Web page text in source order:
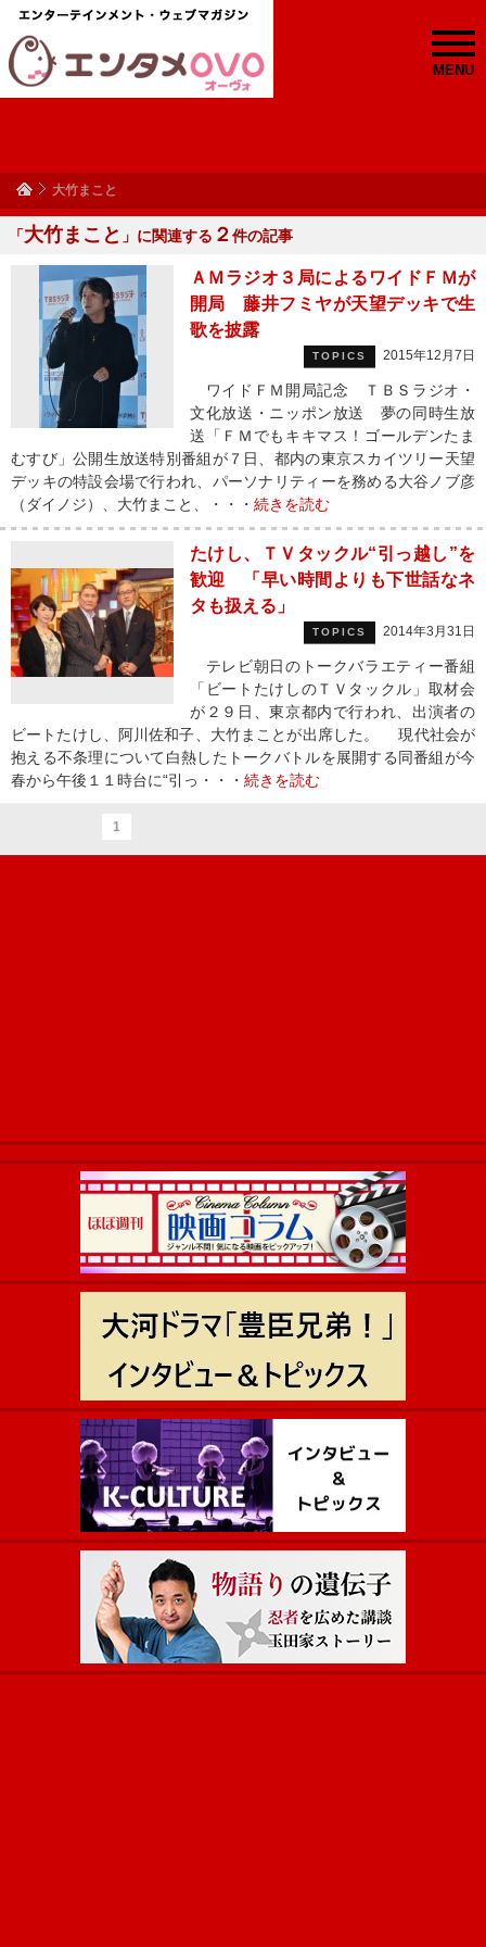
MENU
大竹まこと
「大竹まこと 」に関連する ２件の記事
ＡＭラジオ３局によるワイドＦＭが
開局 藤井フミヤが天望デッキで生
歌を披露
TOPICS 2015年12月7日
ワイドＦＭ開局記念 ＴＢＳラジオ・
文化放送・ニッポン放送 夢の同時生放
送「ＦＭでもキキマス！ゴールデンたま
むすび」公開生放送特別番組が７日、都内の東京スカイツリー天望
デッキの特設会場で行われ、パーソナリティーを務める大谷ノブ彦
（ダイノジ）、大竹まこと、・・・ 続きを読む
たけし、ＴＶタックル“引っ越し”を
歓迎 「早い時間よりも下世話なネ
タも扱える」
TOPICS 2014年3月31日
テレビ朝日のトークバラエティー番組
「ビートたけしのＴＶタックル」取材会
が２９日、東京都内で行われ、出演者の
ビートたけし、阿川佐和子、大竹まことが出席した。 現代社会が
抱える不条理について白熱したトークバトルを展開する同番組が今
春から午後１１時台に“引っ・・・ 続きを読む
1